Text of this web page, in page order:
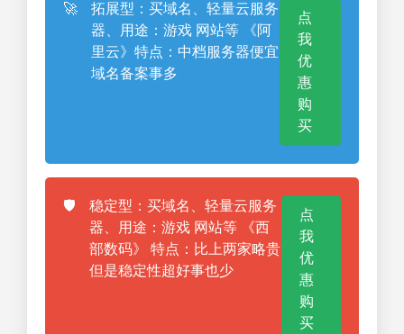
🚀
拓展型：买域名、轻量云服务
器、用途：游戏 网站等 《阿
里云》特点：中档服务器便宜
域名备案事多
点
我
优
惠
购
买
🛡️
稳定型：买域名、轻量云服务
器、用途：游戏 网站等 《西
部数码》 特点：比上两家略贵
但是稳定性超好事也少
点
我
优
惠
购
买